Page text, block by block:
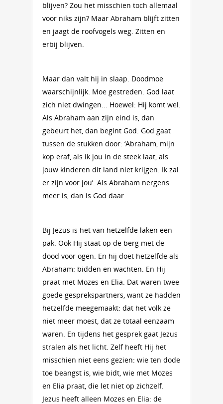
blijven? Zou het misschien toch allemaal
voor niks zijn? Maar Abraham blijft zitten
en jaagt de roofvogels weg. Zitten en
erbij blijven.
Maar dan valt hij in slaap. Doodmoe
waarschijnlijk. Moe ge­streden. God laat
zich niet dwingen... Hoewel: Hij komt wel.
Als Abraham aan zijn eind is, dan
gebeurt het, dan begint God. God gaat
tussen de stukken door: ‘Abraham, mijn
kop eraf, als ik jou in de steek laat, als
jouw kinderen dit land niet krijgen. Ik zal
er zijn voor jou’. Als Abraham nergens
meer is, dan is God daar.
Bij Jezus is het van hetzelfde laken een
pak. Ook Hij staat op de berg met de
dood voor ogen. En hij doet hetzelfde als
Abraham: bidden en wachten. En Hij
praat met Mozes en Elia. Dat waren twee
goede gesprekspartners, want ze hadden
het­zelfde meegemaakt: dat het volk ze
niet meer moest, dat ze totaal eenzaam
waren. En tijdens het gesprek gaat Jezus
stra­len als het licht. Zelf heeft Hij het
misschien niet eens gezien: wie ten dode
toe beangst is, wie bidt, wie met Mozes
en Elia praat, die let niet op zichzelf.
Jezus heeft alleen Mozes en Elia: de